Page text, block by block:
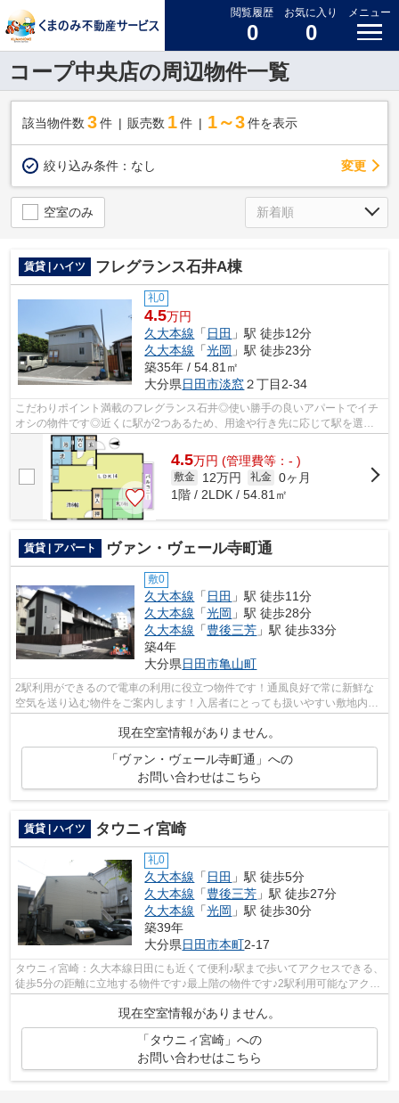
閲覧履歴
0
お気に入り
0
メニュー
コープ中央店の周辺物件一覧
該当物件数 3件 販売数 1 件 1～3 件を表示
絞り込み条件： なし 変更
空室のみ
賃貸 | ハイツ フレグランス石井A棟
礼0
4.5万円
久大本線 「 日田 」駅 徒歩12分
久大本線 「光岡 」駅 徒歩23分
築35年 / 54.81㎡
大分県日田市淡窓２丁目2-34
こだわりポイント満載のフレグランス石井◎使い勝手の良いアパートでイチ
オシの物件です◎近くに駅が2つあるため、用途や行き先に応じて駅を選べ
る物件です◎歩いて12分ほどで駅にアクセ...
4.5万円 (管理費等：- )
敷金 12万円 礼金 0ヶ月
1階 / 2LDK / 54.81㎡
賃貸 | アパート ヴァン・ヴェール寺町通
敷0
久大本線 「 日田 」駅 徒歩11分
久大本線 「光岡 」駅 徒歩28分
久大本線 「豊後三芳 」駅 徒歩33分
築4年
大分県日田市亀山町
2駅利用ができるので電車の利用に役立つ物件です！通風良好で常に新鮮な
空気を送り込む物件をご案内します！入居者にとっても扱いやすい敷地内ご
現在空室情報がありません。
「ヴァン・ヴェール寺町通」への
お問い合わせはこちら
賃貸 | ハイツ タウニィ宮崎
礼0
久大本線 「 日田 」駅 徒歩5分
久大本線 「豊後三芳 」駅 徒歩27分
久大本線 「光岡 」駅 徒歩30分
築39年
大分県日田市本町2-17
タウニィ宮崎：久大本線日田にも近くて便利♪駅まで歩いてアクセスできる、
徒歩5分の距離に立地する物件です♪最上階の物件です♪2駅利用可能なアクセ
スの良い物件です♪当社スタッフが地...
現在空室情報がありません。
「タウニィ宮崎」への
お問い合わせはこちら